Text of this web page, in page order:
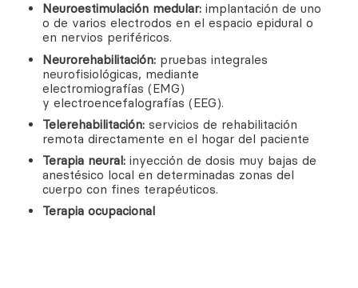
Neuroestimulación medular: implantación de uno
o de varios electrodos en el espacio epidural o
en nervios periféricos.
Neurorehabilitación: pruebas integrales
neurofisiológicas, mediante
electromiografías (EMG)
y electroencefalografías (EEG).
Telerehabilitación: servicios de rehabilitación
remota directamente en el hogar del paciente
Terapia neural: inyección de dosis muy bajas de
anestésico local en determinadas zonas del
cuerpo con fines terapéuticos.
Terapia ocupacional